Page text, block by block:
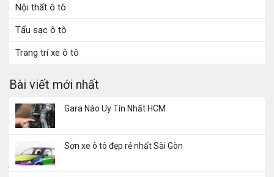
Nội thất ô tô
Tẩu sạc ô tô
Trang trí xe ô tô
Bài viết mới nhất
Gara Nào Uy Tín Nhất HCM
Sơn xe ô tô đẹp rẻ nhất Sài Gòn